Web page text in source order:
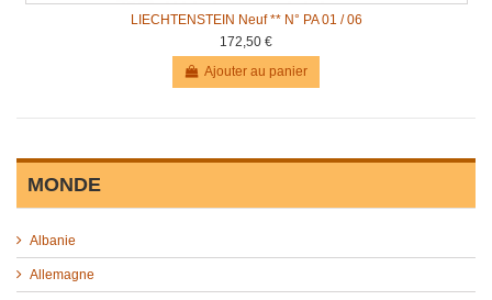
LIECHTENSTEIN Neuf ** N° PA 01 / 06
172,50 €
Ajouter au panier
MONDE
Albanie
Allemagne